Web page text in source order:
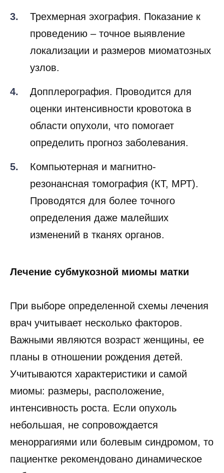
Трехмерная эхография. Показание к
проведению – точное выявление
локализации и размеров миоматозных
узлов.
Допплерография. Проводится для
оценки интенсивности кровотока в
области опухоли, что помогает
определить прогноз заболевания.
Компьютерная и магнитно-
резонансная томография (КТ, МРТ).
Проводятся для более точного
определения даже малейших
изменений в тканях органов.
Лечение субмукозной миомы матки
При выборе определенной схемы лечения
врач учитывает несколько факторов.
Важными являются возраст женщины, ее
планы в отношении рождения детей.
Учитываются характеристики и самой
миомы: размеры, расположение,
интенсивность роста. Если опухоль
небольшая, не сопровождается
меноррагиями или болевым синдромом, то
пациентке рекомендовано динамическое